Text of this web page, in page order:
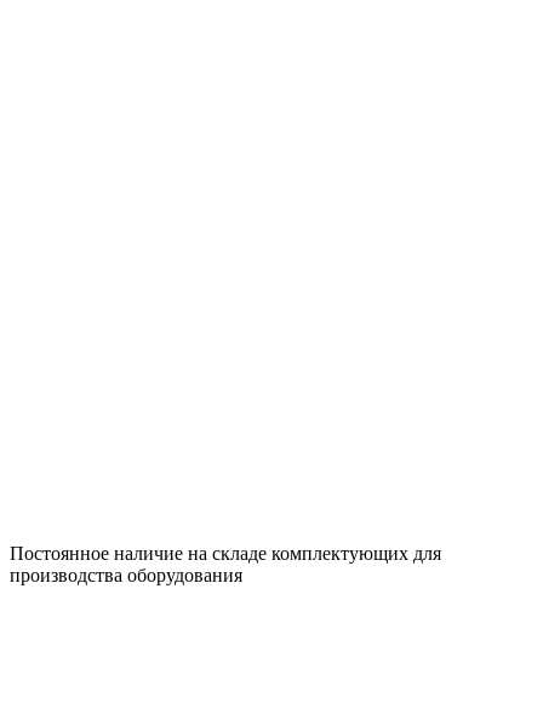
Постоянное наличие на складе комплектующих для
производства оборудования